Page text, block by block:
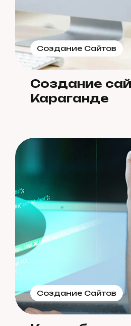
Создание Сайтов
Создание
Караганде
Создание Сайтов